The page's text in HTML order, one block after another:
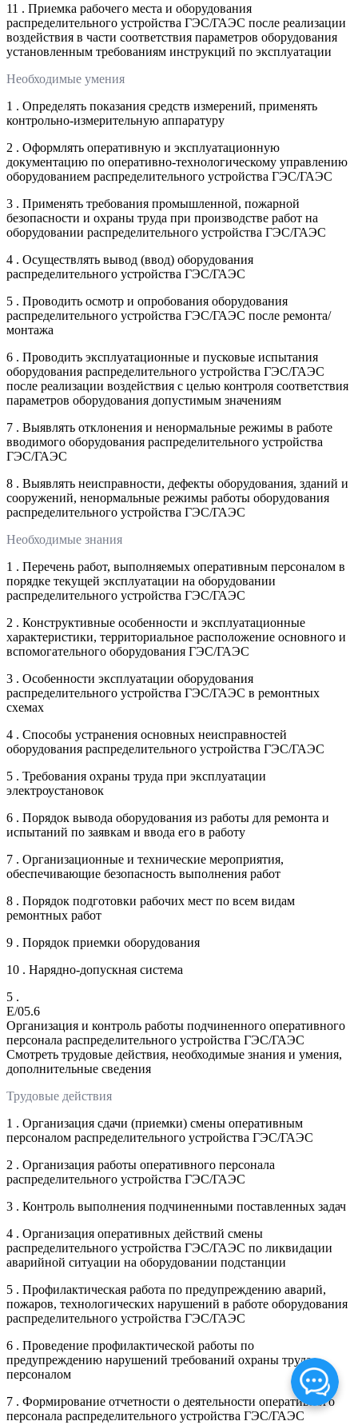
11 . Приемка рабочего места и оборудования
распределительного устройства ГЭС/ГАЭС после реализации
воздействия в части соответствия параметров оборудования
установленным требованиям инструкций по эксплуатации
Необходимые умения
1 . Определять показания средств измерений, применять
контрольно-измерительную аппаратуру
2 . Оформлять оперативную и эксплуатационную
документацию по оперативно-технологическому управлению
оборудованием распределительного устройства ГЭС/ГАЭС
3 . Применять требования промышленной, пожарной
безопасности и охраны труда при производстве работ на
оборудовании распределительного устройства ГЭС/ГАЭС
4 . Осуществлять вывод (ввод) оборудования
распределительного устройства ГЭС/ГАЭС
5 . Проводить осмотр и опробования оборудования
распределительного устройства ГЭС/ГАЭС после ремонта/
монтажа
6 . Проводить эксплуатационные и пусковые испытания
оборудования распределительного устройства ГЭС/ГАЭС
после реализации воздействия с целью контроля соответствия
параметров оборудования допустимым значениям
7 . Выявлять отклонения и ненормальные режимы в работе
вводимого оборудования распределительного устройства
ГЭС/ГАЭС
8 . Выявлять неисправности, дефекты оборудования, зданий и
сооружений, ненормальные режимы работы оборудования
распределительного устройства ГЭС/ГАЭС
Необходимые знания
1 . Перечень работ, выполняемых оперативным персоналом в
порядке текущей эксплуатации на оборудовании
распределительного устройства ГЭС/ГАЭС
2 . Конструктивные особенности и эксплуатационные
характеристики, территориальное расположение основного и
вспомогательного оборудования ГЭС/ГАЭС
3 . Особенности эксплуатации оборудования
распределительного устройства ГЭС/ГАЭС в ремонтных
схемах
4 . Способы устранения основных неисправностей
оборудования распределительного устройства ГЭС/ГАЭС
5 . Требования охраны труда при эксплуатации
электроустановок
6 . Порядок вывода оборудования из работы для ремонта и
испытаний по заявкам и ввода его в работу
7 . Организационные и технические мероприятия,
обеспечивающие безопасность выполнения работ
8 . Порядок подготовки рабочих мест по всем видам
ремонтных работ
9 . Порядок приемки оборудования
10 . Нарядно-допускная система
5 .
E/05.6
Организация и контроль работы подчиненного оперативного
персонала распределительного устройства ГЭС/ГАЭС
Смотреть трудовые действия, необходимые знания и умения,
дополнительные сведения
Трудовые действия
1 . Организация сдачи (приемки) смены оперативным
персоналом распределительного устройства ГЭС/ГАЭС
2 . Организация работы оперативного персонала
распределительного устройства ГЭС/ГАЭС
3 . Контроль выполнения подчиненными поставленных задач
4 . Организация оперативных действий смены
распределительного устройства ГЭС/ГАЭС по ликвидации
аварийной ситуации на оборудовании подстанции
5 . Профилактическая работа по предупреждению аварий,
пожаров, технологических нарушений в работе оборудования
распределительного устройства ГЭС/ГАЭС
6 . Проведение профилактической работы по
предупреждению нарушений требований охраны труда
персоналом
7 . Формирование отчетности о деятельности оперативного
персонала распределительного устройства ГЭС/ГАЭС